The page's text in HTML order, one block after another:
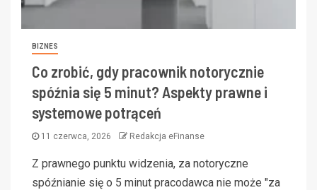
BIZNES
Co zrobić, gdy pracownik notorycznie
spóźnia się 5 minut? Aspekty prawne i
systemowe potrąceń
11 czerwca, 2026 Redakcja eFinanse
Z prawnego punktu widzenia, za notoryczne
spóźnianie się o 5 minut pracodawca nie może "za